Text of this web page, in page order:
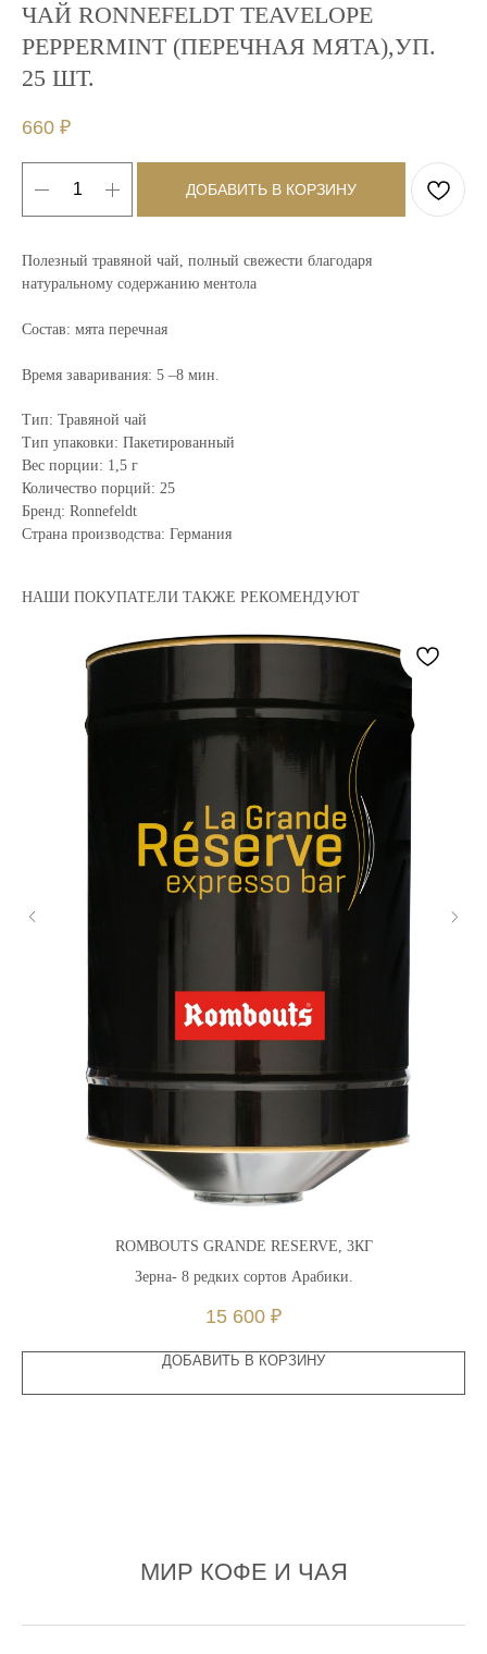
ЧАЙ RONNEFELDT TEAVELOPE
PEPPERMINT (ПЕРЕЧНАЯ МЯТА),УП.
25 ШТ.
660 ₽
ДОБАВИТЬ В КОРЗИНУ
Полезный травяной чай, полный свежести благодаря
натуральному содержанию ментола
Состав: мята перечная
Время заваривания: 5 –8 мин.
Тип: Травяной чай
Тип упаковки: Пакетированный
Вес порции: 1,5 г
Количество порций: 25
Бренд: Ronnefeldt
Страна производства: Германия
НАШИ ПОКУПАТЕЛИ ТАКЖЕ РЕКОМЕНДУЮТ
ROMBOUTS GRANDE RESERVE, 3КГ
Зерна- 8 редких сортов Арабики.
15 600 ₽
ДОБАВИТЬ В КОРЗИНУ
МИР КОФЕ И ЧАЯ